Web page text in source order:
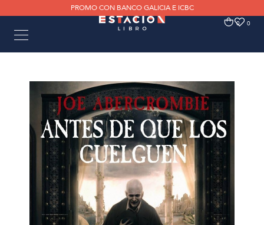
PROMO CON BANCO GALICIA E ICBC
0 0